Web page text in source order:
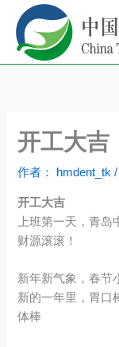
容
开工大吉
作者： hmdent_tk
开工大吉
上班第一天，青
财源滚滚！
新年新气象，春节
新的一年里，胃口
体棒